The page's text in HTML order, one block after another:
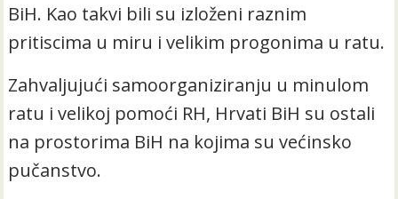
BiH. Kao takvi bili su izloženi raznim
pritiscima u miru i velikim progonima u ratu.
Zahvaljujući samoorganiziranju u minulom
ratu i velikoj pomoći RH, Hrvati BiH su ostali
na prostorima BiH na kojima su većinsko
pučanstvo.